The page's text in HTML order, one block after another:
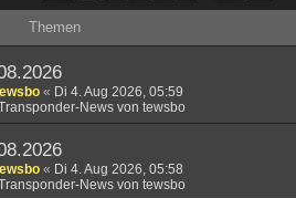
Themen
« Di 4. Aug 2026, 05:59
News von tewsbo
« Di 4. Aug 2026, 05:58
News von tewsbo